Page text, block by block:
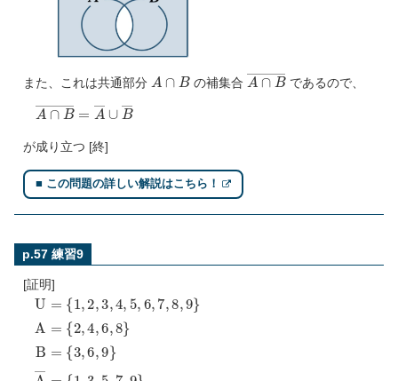
また、これは共通部分 A ∩B の補集合 A∩B―であるので、
A∩B― A― ∪B
が成り立つ [終]
■ この問題の詳しい解説はこちら！
p.57 練習9
[証明]
U =
1,2 ,3 4,5 ,6 ,7,
2,4 ,6 8} B=
3,6 ,9 A―=
1,3 ,5 7,9 } B
1,2 ,4 5,7 ,8 }